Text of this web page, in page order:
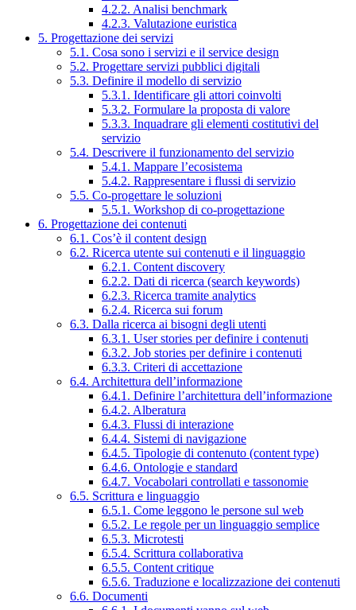
4.2.2. Analisi benchmark
4.2.3. Valutazione euristica
5. Progettazione dei servizi
5.1. Cosa sono i servizi e il service design
5.2. Progettare servizi pubblici digitali
5.3. Definire il modello di servizio
5.3.1. Identificare gli attori coinvolti
5.3.2. Formulare la proposta di valore
5.3.3. Inquadrare gli elementi costitutivi del
servizio
5.4. Descrivere il funzionamento del servizio
5.4.1. Mappare l’ecosistema
5.4.2. Rappresentare i flussi di servizio
5.5. Co-progettare le soluzioni
5.5.1. Workshop di co-progettazione
6. Progettazione dei contenuti
6.1. Cos’è il content design
6.2. Ricerca utente sui contenuti e il linguaggio
6.2.1. Content discovery
6.2.2. Dati di ricerca (search keywords)
6.2.3. Ricerca tramite analytics
6.2.4. Ricerca sui forum
6.3. Dalla ricerca ai bisogni degli utenti
6.3.1. User stories per definire i contenuti
6.3.2. Job stories per definire i contenuti
6.3.3. Criteri di accettazione
6.4. Architettura dell’informazione
6.4.1. Definire l’architettura dell’informazione
6.4.2. Alberatura
6.4.3. Flussi di interazione
6.4.4. Sistemi di navigazione
6.4.5. Tipologie di contenuto (content type)
6.4.6. Ontologie e standard
6.4.7. Vocabolari controllati e tassonomie
6.5. Scrittura e linguaggio
6.5.1. Come leggono le persone sul web
6.5.2. Le regole per un linguaggio semplice
6.5.3. Microtesti
6.5.4. Scrittura collaborativa
6.5.5. Content critique
6.5.6. Traduzione e localizzazione dei contenuti
6.6. Documenti